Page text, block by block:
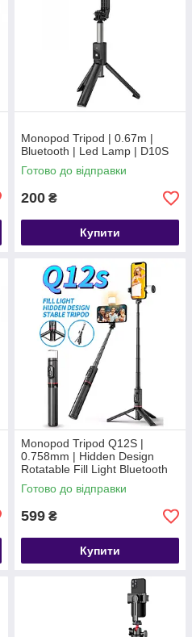
Monopod Tripod | 0.67m |
Bluetooth | Led Lamp | D10S
Готово до відправки
200 ₴
Купити
Monopod Tripod Q12S |
0.758mm | Hidden Design
Rotatable Fill Light Bluetooth
Tripod Selfie Stick(Aluminium
Готово до відправки
599 ₴
Купити